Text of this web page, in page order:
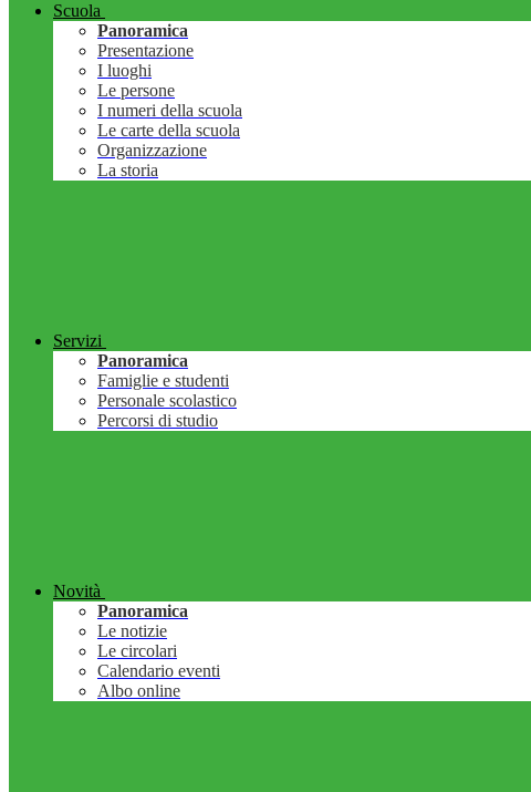
Scuola
Panoramica
Presentazione
I luoghi
Le persone
I numeri della scuola
Le carte della scuola
Organizzazione
La storia
Servizi
Panoramica
Famiglie e studenti
Personale scolastico
Percorsi di studio
Novità
Panoramica
Le notizie
Le circolari
Calendario eventi
Albo online